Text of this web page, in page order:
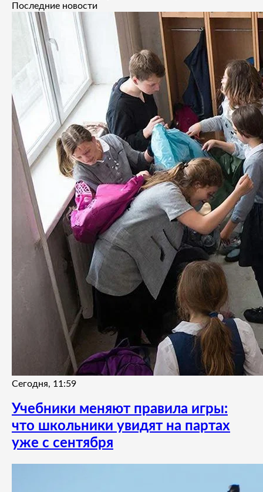
Последние новости
Сегодня, 11:59
Учебники меняют правила игры:
что школьники увидят на партах
уже с сентября